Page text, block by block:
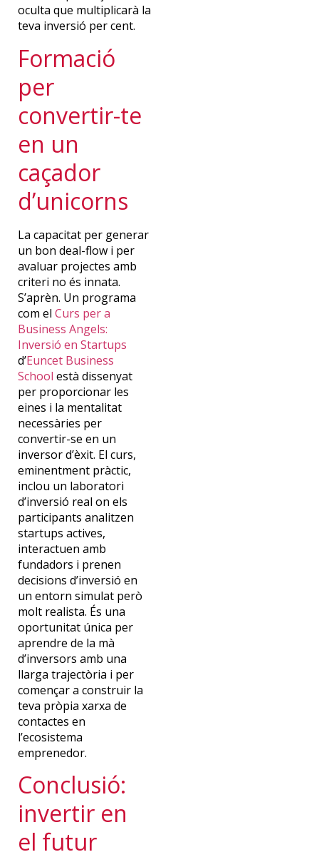
oculta que multiplicarà la
teva inversió per cent.
Formació
per
convertir-te
en un
caçador
d’unicorns
La capacitat per generar
un bon deal-flow i per
avaluar projectes amb
criteri no és innata.
S’aprèn. Un programa
com el Curs per a
Business Angels:
Inversió en Startups
d’Euncet Business
School està dissenyat
per proporcionar les
eines i la mentalitat
necessàries per
convertir-se en un
inversor d’èxit. El curs,
eminentment pràctic,
inclou un laboratori
d’inversió real on els
participants analitzen
startups actives,
interactuen amb
fundadors i prenen
decisions d’inversió en
un entorn simulat però
molt realista. És una
oportunitat única per
aprendre de la mà
d’inversors amb una
llarga trajectòria i per
començar a construir la
teva pròpia xarxa de
contactes en
l’ecosistema
emprenedor.
Conclusió:
invertir en
el futur